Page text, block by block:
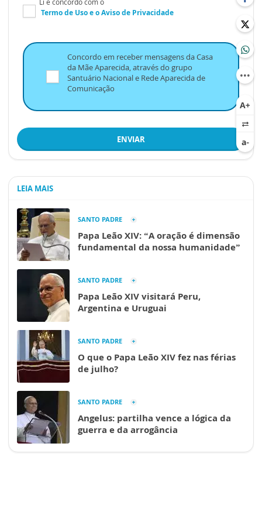
Li e concordo com o
Termo de Usoe oAviso de Privacidade
Concordo em receber mensagens da Casa
da Mãe Aparecida, através do grupo
Santuário Nacional e Rede Aparecida de
Comunicação
ENVIAR
LEIA MAIS
SANTO PADRE
Papa Leão XIV: “A oração é dimensão
fundamental da nossa humanidade”
SANTO PADRE
Papa Leão XIV visitará Peru,
Argentina e Uruguai
SANTO PADRE
O que o Papa Leão XIV fez nas férias
de julho?
SANTO PADRE
Angelus: partilha vence a lógica da
guerra e da arrogância